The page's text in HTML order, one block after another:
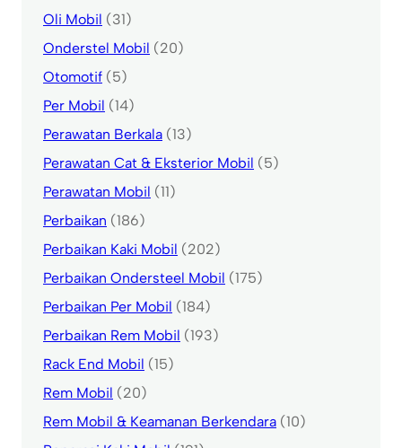
Oli Mobil (31)
Onderstel Mobil (20)
Otomotif (5)
Per Mobil (14)
Perawatan Berkala (13)
Perawatan Cat & Eksterior Mobil (5)
Perawatan Mobil (11)
Perbaikan (186)
Perbaikan Kaki Mobil (202)
Perbaikan Ondersteel Mobil (175)
Perbaikan Per Mobil (184)
Perbaikan Rem Mobil (193)
Rack End Mobil (15)
Rem Mobil (20)
Rem Mobil & Keamanan Berkendara (10)